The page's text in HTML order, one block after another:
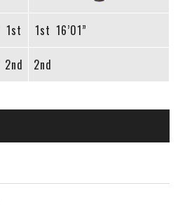
1st 1st 16’01”
2nd 2nd